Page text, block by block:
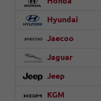
Hyundai
Jaecoo
Jaguar
Jeep
KGM